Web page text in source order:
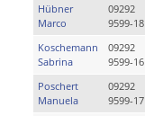
Hübner
Marco
09292
9599-18
Koschemann
Sabrina
09292
9599-16
Poschert
Manuela
09292
9599-17